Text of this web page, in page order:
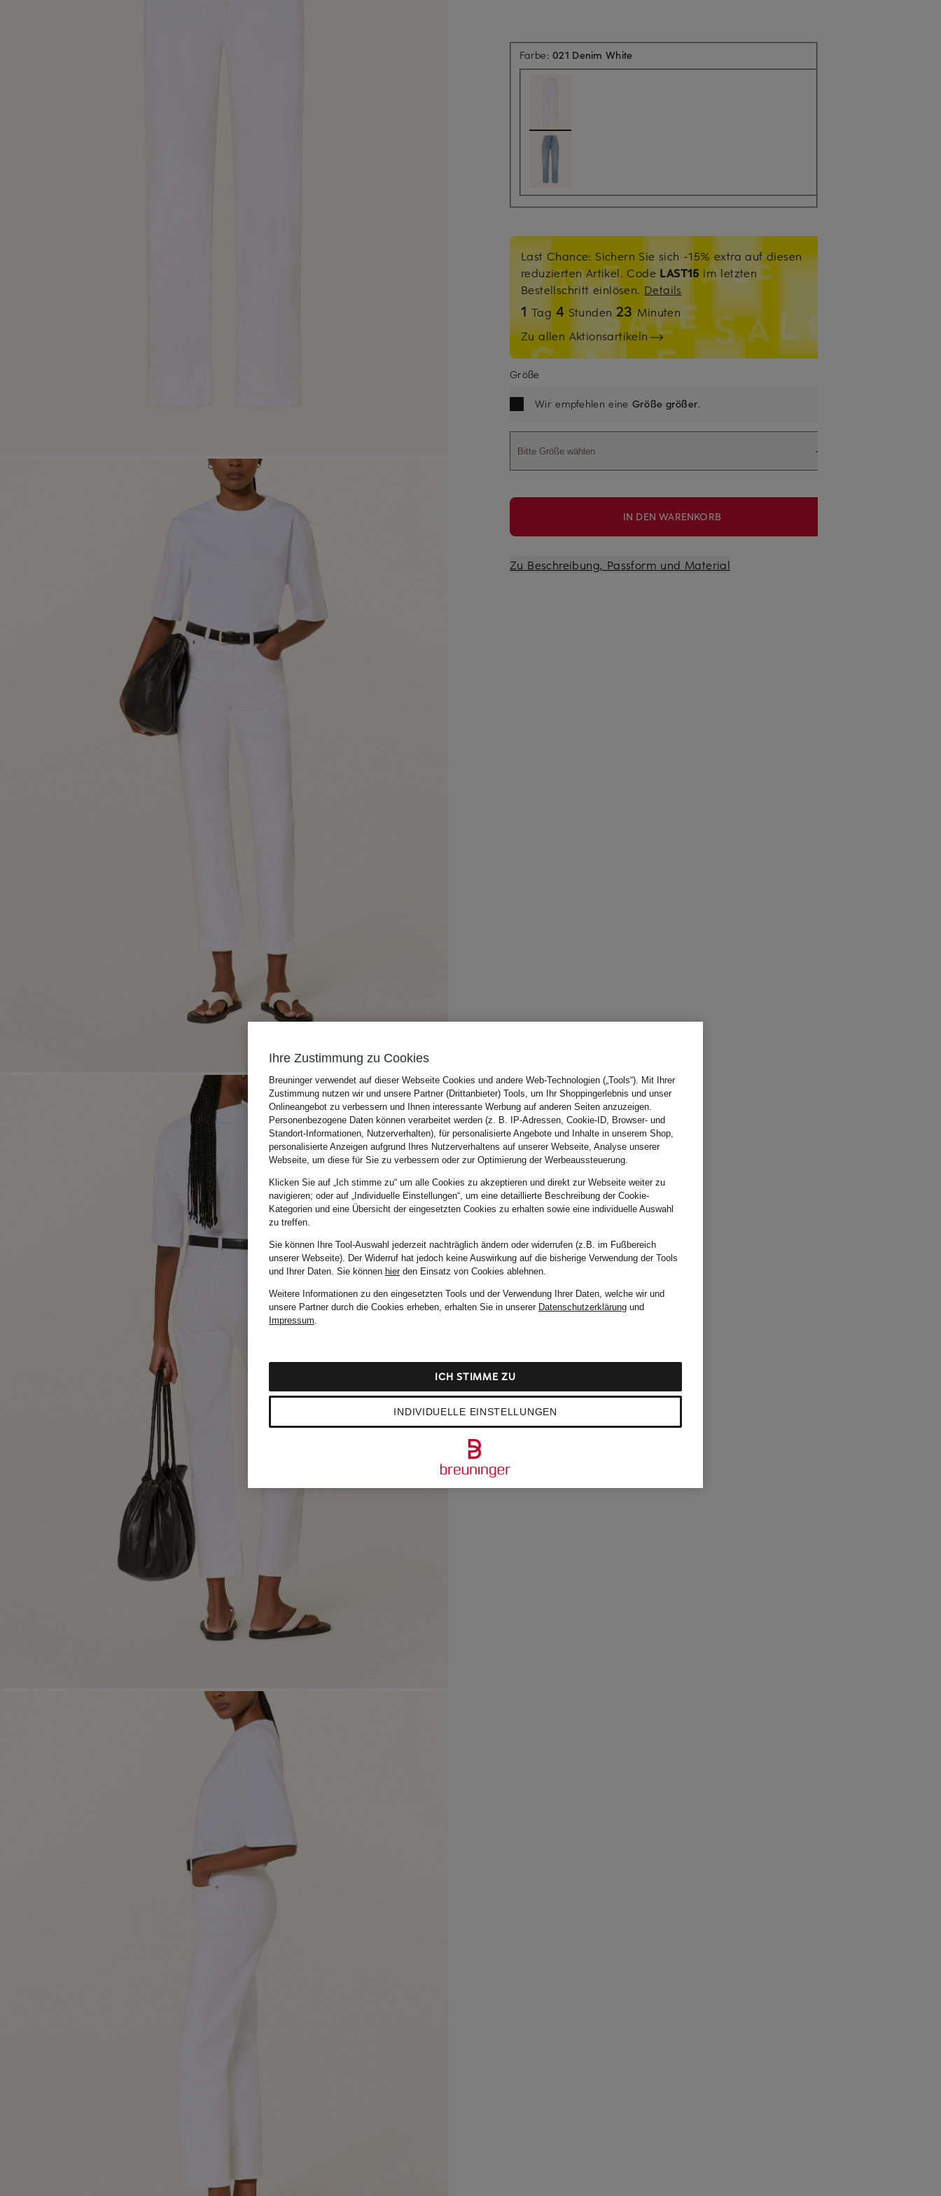
Farbe:021 Denim White
Last Chance: Sichern Sie sich -15% extra auf diesen
reduzierten Artikel. Code LAST15 im letzten
Bestellschritt einlösen. Details
1 Tag 4 Stunden23Minuten
Zu allen Aktionsartikeln
Größe
Wir empfehlen eine Größe größer.
Bitte Größe wählen
IN DEN WARENKORB
Zu Beschreibung, Passform und Material
Ihre Zustimmung zu Cookies
Breuninger verwendet auf dieser Webseite Cookies und andere Web-Technologien („Tools“). Mit Ihrer
Zustimmung nutzen wir und unsere Partner (Drittanbieter) Tools, um Ihr Shoppingerlebnis und unser
Onlineangebot zu verbessern und Ihnen interessante Werbung auf anderen Seiten anzuzeigen.
Personenbezogene Daten können verarbeitet werden (z. B. IP-Adressen, Cookie-ID, Browser- und
Standort-Informationen, Nutzerverhalten), für personalisierte Angebote und Inhalte in unserem Shop,
personalisierte Anzeigen aufgrund Ihres Nutzerverhaltens auf unserer Webseite, Analyse unserer
Webseite, um diese für Sie zu verbessern oder zur Optimierung der Werbeaussteuerung.
Klicken Sie auf „Ich stimme zu“ um alle Cookies zu akzeptieren und direkt zur Webseite weiter zu
navigieren; oder auf „Individuelle Einstellungen“, um eine detaillierte Beschreibung der Cookie-
Kategorien und eine Übersicht der eingesetzten Cookies zu erhalten sowie eine individuelle Auswahl
zu treffen.
Sie können Ihre Tool-Auswahl jederzeit nachträglich ändern oder widerrufen (z.B. im Fußbereich
unserer Webseite). Der Widerruf hat jedoch keine Auswirkung auf die bisherige Verwendung der Tools
und Ihrer Daten. Sie können hierden Einsatz von Cookies ablehnen.
Weitere Informationen zu den eingesetzten Tools und der Verwendung Ihrer Daten, welche wir und
unsere Partner durch die Cookies erheben, erhalten Sie in unserer Datenschutzerklärung und
Impressum.
INDIVIDUELLE EINSTELLUNGEN
ICH STIMME ZU